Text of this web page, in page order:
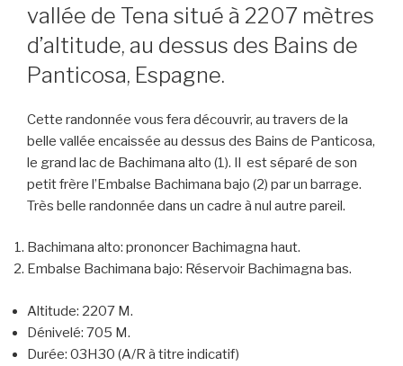
vallée de Tena situé à 2207 mètres
d’altitude, au dessus des Bains de
Panticosa, Espagne.
Cette randonnée vous fera découvrir, au travers de la
belle vallée encaissée au dessus des Bains de Panticosa,
le grand lac de Bachimana alto (1). Il est séparé de son
petit frère l’Embalse Bachimana bajo (2) par un barrage.
Très belle randonnée dans un cadre à nul autre pareil.
Bachimana alto: prononcer Bachimagna haut.
Embalse Bachimana bajo: Réservoir Bachimagna bas.
Altitude: 2207 M.
Dénivelé: 705 M.
Durée: 03H30 (A/R à titre indicatif)